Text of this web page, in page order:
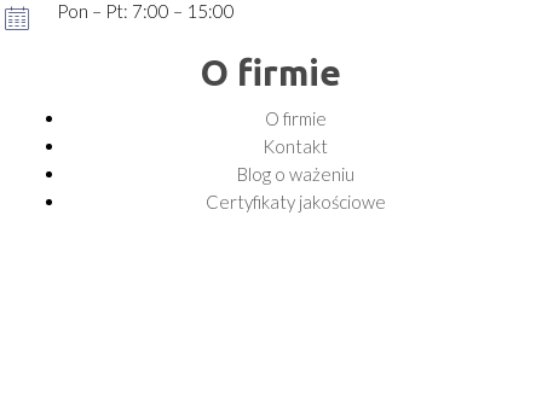
Pon – Pt: 7:00 – 15:00
O firmie
O firmie
Kontakt
Blog o ważeniu
Certyfikaty jakościowe